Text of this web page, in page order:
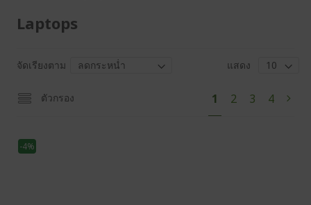
Laptops
จัดเรียงตาม แสดง
ตัวกรอง
You're
currently
1 Page
2 Page
3 Page
4 Page
ถัด
-4%